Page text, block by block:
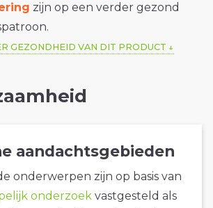
zijn op een verder gezond
GEZONDHEID VAN DIT PRODUCT
aandachtsgebieden
onderwerpen zijn op basis van
onderzoek vastgesteld als